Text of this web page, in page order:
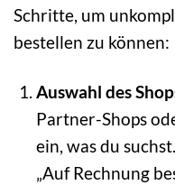
Schritte, um
bestellen zu können:
Auswahl des
Partner-Shops
ein, was du
„Auf Rechnung